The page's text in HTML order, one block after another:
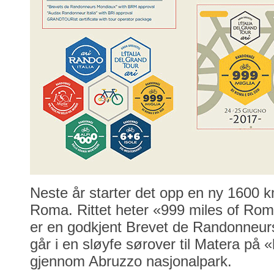
Neste år starter det opp en ny 1600
Roma. Rittet heter «999 miles of
er en godkjent Brevet de
går i en sløyfe sørover til Matera på
gjennom Abruzzo nasjonalpark.